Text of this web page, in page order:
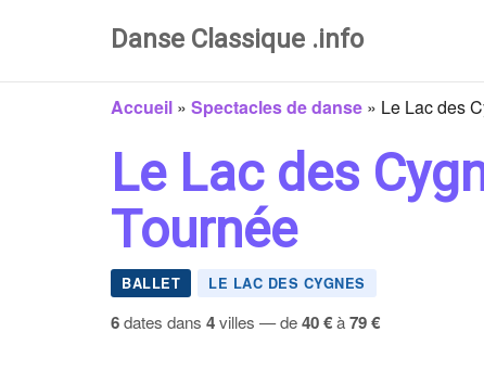
Danse Classique .info
Accueil » Spectacles de danse » Le Lac des
Le Lac des
Tournée
BALLET LE LAC DES CYGNES
6dates dans 4villes — de40 €à79 €